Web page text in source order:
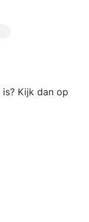
is? Kijk dan op